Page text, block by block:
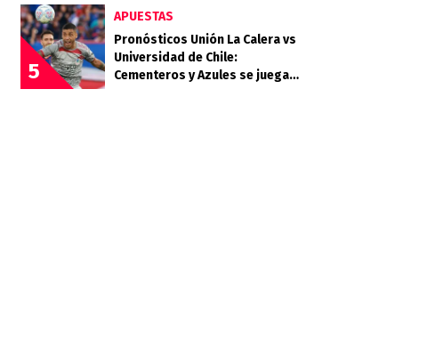
clasificar
5
APUESTAS
Pronósticos Unión La Calera vs
Universidad de Chile:
Cementeros y Azules se juegan